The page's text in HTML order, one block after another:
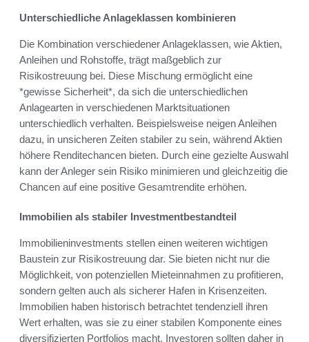
Unterschiedliche Anlageklassen kombinieren
Die Kombination verschiedener Anlageklassen, wie Aktien,
Anleihen und Rohstoffe, trägt maßgeblich zur
Risikostreuung bei. Diese Mischung ermöglicht eine
*gewisse Sicherheit*, da sich die unterschiedlichen
Anlagearten in verschiedenen Marktsituationen
unterschiedlich verhalten. Beispielsweise neigen Anleihen
dazu, in unsicheren Zeiten stabiler zu sein, während Aktien
höhere Renditechancen bieten. Durch eine gezielte Auswahl
kann der Anleger sein Risiko minimieren und gleichzeitig die
Chancen auf eine positive Gesamtrendite erhöhen.
Immobilien als stabiler Investmentbestandteil
Immobilieninvestments stellen einen weiteren wichtigen
Baustein zur Risikostreuung dar. Sie bieten nicht nur die
Möglichkeit, von potenziellen Mieteinnahmen zu profitieren,
sondern gelten auch als sicherer Hafen in Krisenzeiten.
Immobilien haben historisch betrachtet tendenziell ihren
Wert erhalten, was sie zu einer stabilen Komponente eines
diversifizierten Portfolios macht. Investoren sollten daher in